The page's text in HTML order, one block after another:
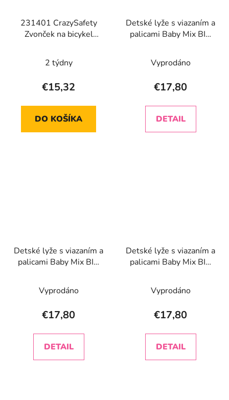
231401 CrazySafety
Zvonček na bicykel
2 týdny
€15,32
DO KOŠÍKA
Detské lyže s viazaním a
palicami Baby Mix BIG
Vyprodáno
€17,80
DETAIL
Detské lyže s viazaním a
palicami Baby Mix BIG
Vyprodáno
€17,80
DETAIL
Detské lyže s viazaním a
palicami Baby Mix BIG
Vyprodáno
€17,80
DETAIL